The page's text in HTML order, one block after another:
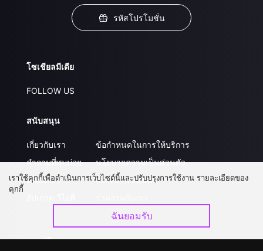
รหัสโปรโมชั่น
โซเชียลมีเดีย
FOLLOW US
สนับสนุน
เกี่ยวกับเรา
คำถามที่พบบ่อย
ติดต่อเรา
ข้อกำหนดในการให้บริการ
นโยบายความเป็นส่วนตัว
ส่งผลงานของคุณ
ดาวน์โหลดแอป
เราใช้คุกกี้เพื่อดำเนินการเว็บไซต์นี้และปรับปรุงการใช้งาน รายละเอียดของ
คุกกี้
ฉันยอมรับ